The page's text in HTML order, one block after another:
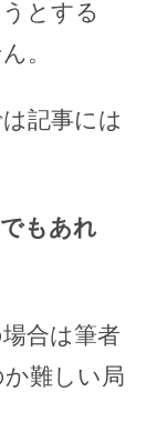
とする
。
記事には
もあれ
合は筆者
難しい局